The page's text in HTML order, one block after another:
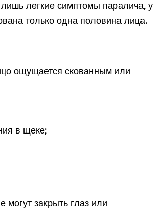
легкие симптомы паралича, у
только одна половина лица.
ощущается скованным или
в щеке;
закрыть глаз или